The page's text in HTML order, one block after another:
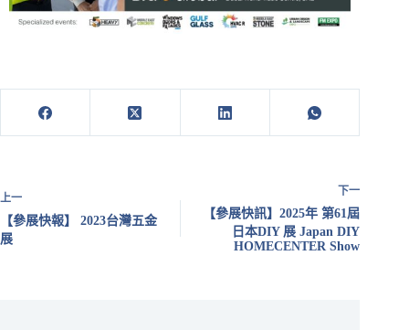
上一
【參展快報】 2023台灣五金
展
下一
【參展快訊】2025年 第61屆
日本DIY 展 Japan DIY
HOMECENTER Show